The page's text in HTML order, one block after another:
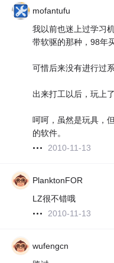
mofantufu
我以前也迷上过学习
带软驱的那种，98年
可惜后来没有进行过
出来打工以后，玩上
呵呵，虽然是玩具，
的软件。
2010-11-13
PlanktonFOR
LZ很不错哦
2010-11-13
wufengcn